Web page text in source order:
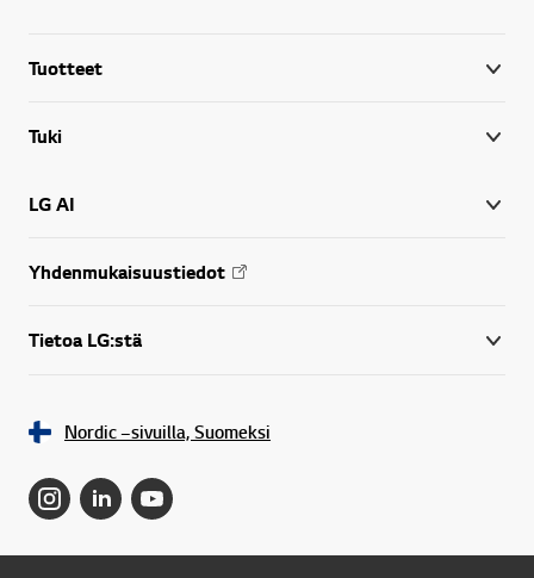
Tuotteet
Tuki
LG AI
Yhdenmukaisuustiedot
Tietoa LG:stä
Nordic –sivuilla, Suomeksi